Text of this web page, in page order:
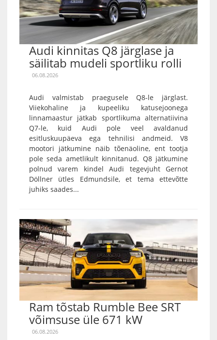
Audi kinnitas Q8 järglase ja
säilitab mudeli sportliku rolli
06.08.2026
Audi valmistab praegusele Q8-le järglast.
Viiekohaline ja kupeeliku katusejoonega
linnamaastur jätkab sportlikuma alternatiivina
Q7-le, kuid Audi pole veel avaldanud
esitluskuupäeva ega tehnilisi andmeid. V8
mootori jätkumine näib tõenäoline, ent tootja
pole seda ametlikult kinnitanud. Q8 jätkumine
polnud varem kindel Audi tegevjuht Gernot
Döllner ütles Edmundsile, et tema ettevõtte
juhiks saades...
Ram tõstab Rumble Bee SRT
võimsuse üle 671 kW
06.08.2026